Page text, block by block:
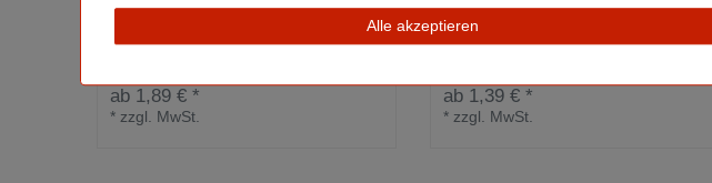
DIN A5 Blechdose | mit Fenster |
ab 1,89 € *
*zzgl. MwSt.
DIN A6 Blechdose | mit Fenster |
ab 1,39 € *
*zzgl. MwSt.
Alle akzeptieren